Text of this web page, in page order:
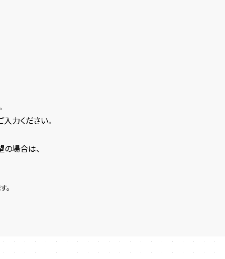
力ください。
場合は、
。